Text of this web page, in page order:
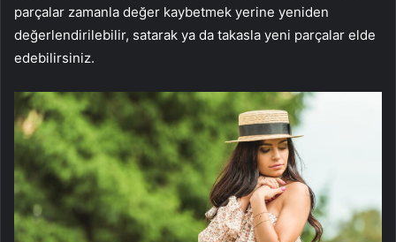
parçalar zamanla değer kaybetmek yerine yeniden
değerlendirilebilir, satarak ya da takasla yeni parçalar elde
edebilirsiniz.